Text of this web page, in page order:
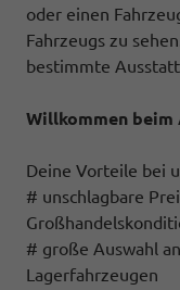
oder einen
Fahrzeugs zu
bestimmte
Willkommen beim
Deine Vorteile bei
# unschlagbare
# große Auswahl
Lagerfahrzeugen